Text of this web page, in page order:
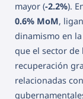
mayor (-2.2%).
0.6% MoM,
dinamismo en
que el sector
recuperación
relacionadas